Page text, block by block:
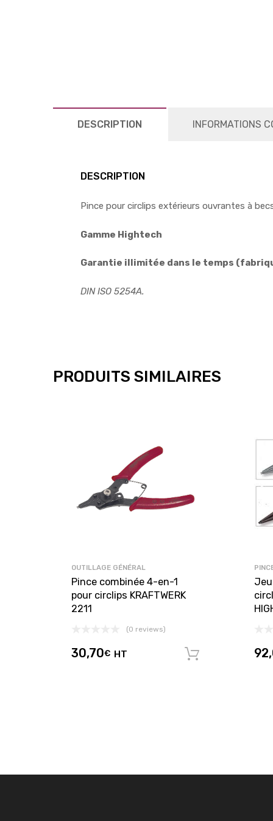
DESCRIPTION INFORMATIONS
DESCRIPTION
Pince pour circlips extérieurs ouvrantes à
Gamme Hightech
Garantie illimitée dans le temps
DIN ISO 5254A.
PRODUITS SIMILAIRES
OUTILLAGE GÉNÉRAL
Pince combinée 4-en-1
pour circlips KRAFTWERK
2211
(0 reviews)
30,70€ HT Ajouter au